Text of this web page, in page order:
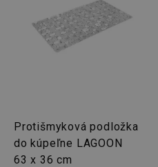
Protišmyková podložka
do kúpeľne LAGOON
63 x 36 cm